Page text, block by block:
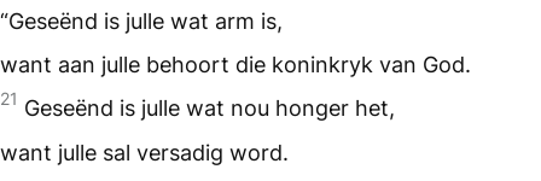
“Geseënd is julle wat arm is,
want aan julle behoort die koninkryk van God.
21 Geseënd is julle wat nou honger het,
want julle sal versadig word.